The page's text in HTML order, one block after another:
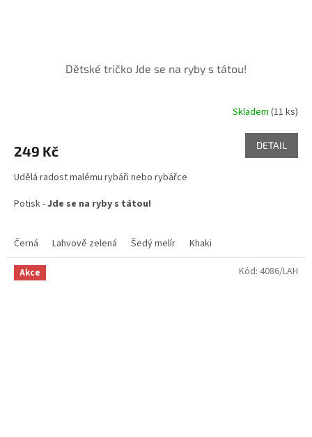
Dětské tričko Jde se na ryby s tátou!
je
z
hvězdiček.
Skladem(11 ks)
249 Kč DETAIL
Udělá radost malému rybáři nebo rybářce
Potisk -Jde se na ryby s tátou!
Černá Lahvově zelená Šedý melír Khaki
Akce Kód: 4086/LAH